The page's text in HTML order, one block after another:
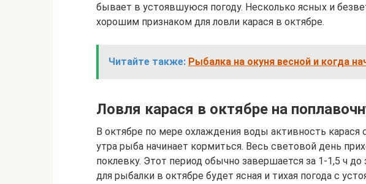
бывает в устоявшуюся погоду. Несколько ясных и
хорошим признаком для ловли карася в октябре.
Читайте также: Рыбалка на окуня весной и когда
Ловля карася в октябре на
В октябре по мере охлаждения воды активность карася
утра рыба начинает кормиться. Весь световой день
поклевку. Этот период обычно завершается за 1-1,5 ч до
для рыбалки в октябре будет ясная и тихая погода с